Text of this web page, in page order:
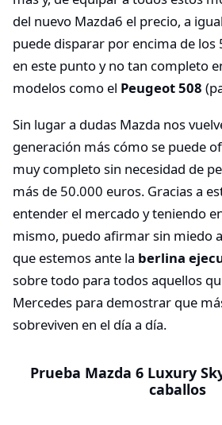
del nuevo Mazda6 el precio, a
puede disparar por encima de los
en este punto y no tan completo
modelos como el Peugeot 508
Sin lugar a dudas Mazda nos
generación más cómo se puede
muy completo sin necesidad de
más de 50.000 euros. Gracias a
entender el mercado y teniendo
mismo, puedo afirmar sin miedo
que estemos ante la berlina
sobre todo para todos aquellos
Mercedes para demostrar que
sobreviven en el día a día.
Prueba Mazda 6 Luxury
caballos